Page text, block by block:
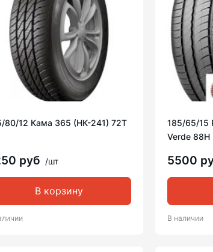
80/12 Кама 365 (НК-241) 72T
руб /шт
В корзину
185/65/15
Verde 88H
5500
В наличии